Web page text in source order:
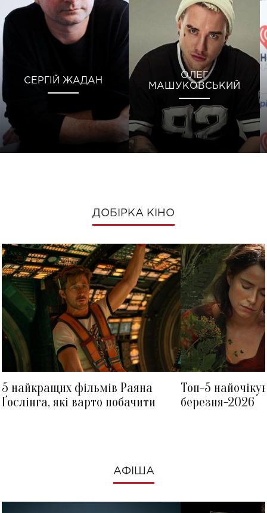
СЕРГІЙ ЖАДАН
ОЛЕГ
МАШУКОВСЬКИЙ
ДОБІРКА КІНО
5 найкращих фільмів Раяна
Ґослінга, які варто побачити
Топ-5
березня-2026
АФІША